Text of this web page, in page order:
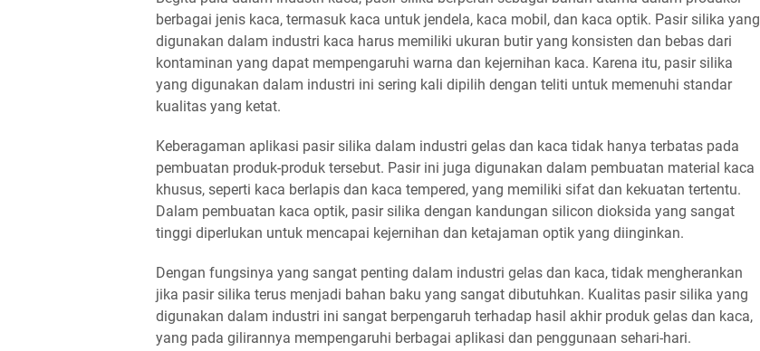
berbagai jenis kaca, termasuk kaca untuk jendela, kaca mobil, dan kaca optik. Pasir silika yang
digunakan dalam industri kaca harus memiliki ukuran butir yang konsisten dan bebas dari
kontaminan yang dapat mempengaruhi warna dan kejernihan kaca. Karena itu, pasir silika
yang digunakan dalam industri ini sering kali dipilih dengan teliti untuk memenuhi standar
kualitas yang ketat.
Keberagaman aplikasi pasir silika dalam industri gelas dan kaca tidak hanya terbatas pada
pembuatan produk-produk tersebut. Pasir ini juga digunakan dalam pembuatan material kaca
khusus, seperti kaca berlapis dan kaca tempered, yang memiliki sifat dan kekuatan tertentu.
Dalam pembuatan kaca optik, pasir silika dengan kandungan silicon dioksida yang sangat
tinggi diperlukan untuk mencapai kejernihan dan ketajaman optik yang diinginkan.
Dengan fungsinya yang sangat penting dalam industri gelas dan kaca, tidak mengherankan
jika pasir silika terus menjadi bahan baku yang sangat dibutuhkan. Kualitas pasir silika yang
digunakan dalam industri ini sangat berpengaruh terhadap hasil akhir produk gelas dan kaca,
yang pada gilirannya mempengaruhi berbagai aplikasi dan penggunaan sehari-hari.